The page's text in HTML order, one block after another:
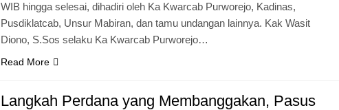
WIB hingga selesai, dihadiri oleh Ka Kwarcab Purworejo, Kadinas,
Pusdiklatcab, Unsur Mabiran, dan tamu undangan lainnya. Kak Wasit
Diono, S.Sos selaku Ka Kwarcab Purworejo…
Read More
Langkah Perdana yang Membanggakan, Pasus